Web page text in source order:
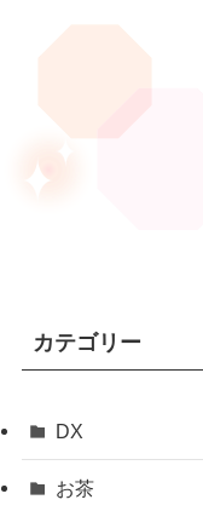
カテゴリー
DX
お茶